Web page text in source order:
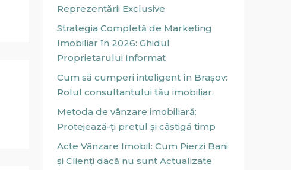
Reprezentării Exclusive
Strategia Completă de Marketing
Imobiliar în 2026: Ghidul
Proprietarului Informat
Cum să cumperi inteligent în Brașov:
Rolul consultantului tău imobiliar.
Metoda de vânzare imobiliară:
Protejează-ți prețul și câștigă timp
Acte Vânzare Imobil: Cum Pierzi Bani
și Clienți dacă nu sunt Actualizate